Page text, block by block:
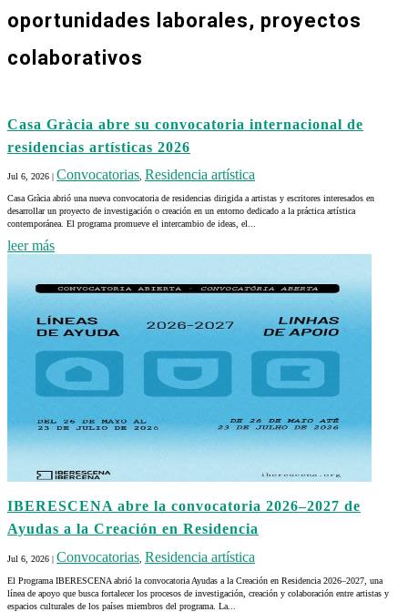
oportunidades laborales, proyectos
colaborativos
Casa Gràcia abre su convocatoria internacional de
residencias artísticas 2026
Jul 6, 2026 | Convocatorias, Residencia artística
Casa Gràcia abrió una nueva convocatoria de residencias dirigida a artistas y escritores interesados en
desarrollar un proyecto de investigación o creación en un entorno dedicado a la práctica artística
contemporánea. El programa promueve el intercambio de ideas, el...
leer más
IBERESCENA abre la convocatoria 2026–2027 de
Ayudas a la Creación en Residencia
Jul 6, 2026 | Convocatorias Residencia artística
El Programa IBERESCENA abrió la convocatoria Ayudas a la Creación en Residencia 2026–2027, una
línea de apoyo que busca fortalecer los procesos de investigación, creación y colaboración entre artistas y
espacios culturales de los países miembros del programa. La...